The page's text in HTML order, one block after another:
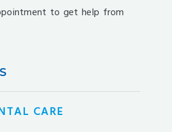
to get help from
CARE